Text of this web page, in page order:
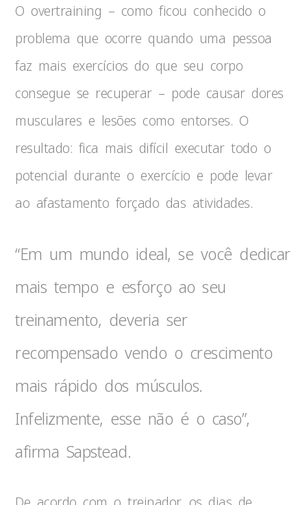
O overtraining – como ficou conhecido o
problema que ocorre quando uma pessoa
faz mais exercícios do que seu corpo
consegue se recuperar – pode causar dores
musculares e lesões como entorses. O
resultado: fica mais difícil executar todo o
potencial durante o exercício e pode levar
ao afastamento forçado das atividades.
“Em um mundo ideal, se você dedicar
mais tempo e esforço ao seu
treinamento, deveria ser
recompensado vendo o crescimento
mais rápido dos músculos.
Infelizmente, esse não é o caso”,
afirma Sapstead.